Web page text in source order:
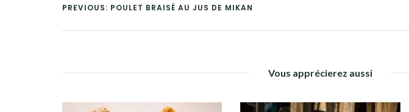
PREVIOUS: POULET BRAISÉ AU JUS DE MIKAN
Vous apprécierez aussi